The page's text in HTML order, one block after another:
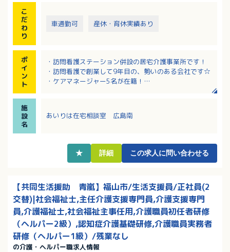
こ
だ
わ
り
車通勤可 産休・育休実績あり
ポ
イ
ン
ト
・訪問看護ステーション併設の居宅介護事業所です！
・訪問看護で創業して9年目の、勢いのある会社です☆
・ケアマネージャー5名が在籍！
施
設
名
あいりは在宅相談室 広島南
★ 詳細 この求人に問い合わせる
【共同生活援助 青嵐】福山市/生活支援員/正社員(2
交替)|社会福祉士,主任介護支援専門員,介護支援専門
員,介護福祉士,社会福祉主事任用,介護職員初任者研修
（ヘルパー2級）,認知症介護基礎研修,介護職員実務者
研修（ヘルパー1級）/残業なし
の介護・ヘルパー職求人情報